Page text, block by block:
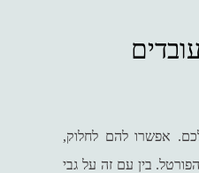
אפשרו להם לחלוק,
בין עם זה על גבי